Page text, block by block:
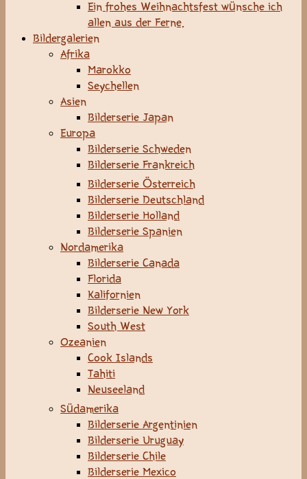
Ein frohes Weihnachtsfest wünsche ich
allen aus der Ferne.
Bildergalerien
Afrika
Marokko
Seychellen
Asien
Bilderserie Japan
Europa
Bilderserie Schweden
Bilderserie Frankreich
Bilderserie Österreich
Bilderserie Deutschland
Bilderserie Holland
Bilderserie Spanien
Nordamerika
Bilderserie Canada
Florida
Kalifornien
Bilderserie New York
South West
Ozeanien
Cook Islands
Tahiti
Neuseeland
Südamerika
Bilderserie Argentinien
Bilderserie Uruguay
Bilderserie Chile
Bilderserie Mexico